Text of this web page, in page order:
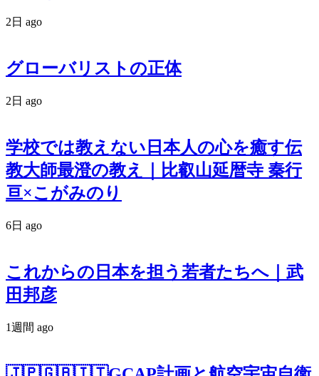
2日 ago
グローバリストの正体
2日 ago
学校では教えない日本人の心を癒す伝
教大師最澄の教え｜比叡山延暦寺 秦行
亘×こがみのり
6日 ago
これからの日本を担う若者たちへ｜武
田邦彦
1週間 ago